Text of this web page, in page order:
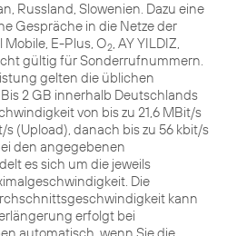
Russland, Slowenien. Dazu eine
Gespräche in die Netze der
Mobile, E-Plus, O2, AY YILDIZ,
gültig für Sonderrufnummern.
gelten die üblichen
2 GB innerhalb Deutschlands
von bis zu 21,6 MBit/s
(Upload), danach bis zu 56 kbit/s
den angegebenen
es sich um die jeweils
Die
kann
erfolgt bei